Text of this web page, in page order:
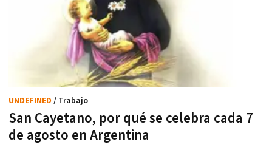
San Cayetano, por qué se celebra cada 7
de agosto en Argentina
UNDEFINED / Trabajo